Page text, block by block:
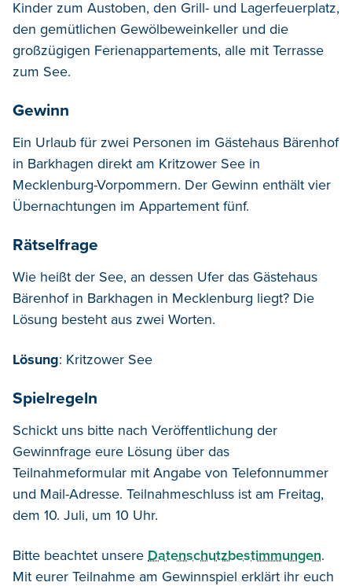
Kinder zum Austoben, den Grill- und Lagerfeuerplatz,
den gemütlichen Gewölbeweinkeller und die
großzügigen Ferienappartements, alle mit Terrasse
zum See.
Gewinn
Ein Urlaub für zwei Personen im Gästehaus Bärenhof
in Barkhagen direkt am Kritzower See in
Mecklenburg-Vorpommern. Der Gewinn enthält vier
Übernachtungen im Appartement fünf.
Rätselfrage
Wie heißt der See, an dessen Ufer das Gästehaus
Bärenhof in Barkhagen in Mecklenburg liegt? Die
Lösung besteht aus zwei Worten.
Lösung: Kritzower See
Spielregeln
Schickt uns bitte nach Veröffentlichung der
Gewinnfrage eure Lösung über das
Teilnahmeformular mit Angabe von Telefonnummer
und Mail-Adresse. Teilnahmeschluss ist am Freitag,
dem 10. Juli, um 10 Uhr.
Bitte beachtet unsere Datenschutzbestimmungen.
Mit eurer Teilnahme am Gewinnspiel erklärt ihr euch